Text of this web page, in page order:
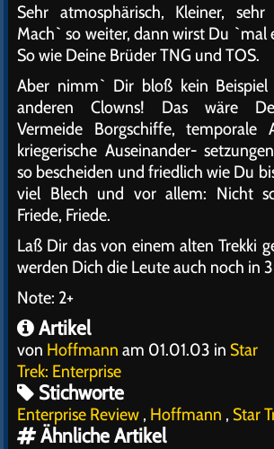
Sehr atmosphärisch, Kleiner, sehr
Mach` so weiter, dann wirst Du `mal
So wie Deine Brüder TNG und TOS.
Aber nimm` Dir bloß kein
anderen Clowns! Das wäre
Vermeide Borgschiffe, temporale
kriegerische Auseinander-
so bescheiden und friedlich wie Du
viel Blech und vor allem: Nicht
Friede, Friede.
Laß Dir das von einem alten Trekki
werden Dich die Leute auch noch in
Note: 2+
Artikel
von Hoffmann am 01.01.03 in Star
Trek: Enterprise
Stichworte
Enterprise Review , Hoffmann , Star
Ähnliche Artikel